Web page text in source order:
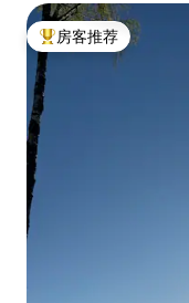
热门「房客推荐」
房客推荐